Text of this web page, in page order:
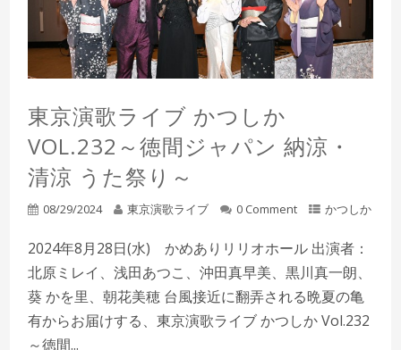
東京演歌ライブ かつしか
VOL.232～徳間ジャパン 納涼・
清涼 うた祭り～
08/29/2024 東京演歌ライブ 0 Comment かつしか
2024年8月28日(水) かめありリリオホール 出演者：
北原ミレイ、浅田あつこ、沖田真早美、黒川真一朗、
葵 かを里、朝花美穂 台風接近に翻弄される晩夏の亀
有からお届けする、東京演歌ライブ かつしか Vol.232
～徳間...